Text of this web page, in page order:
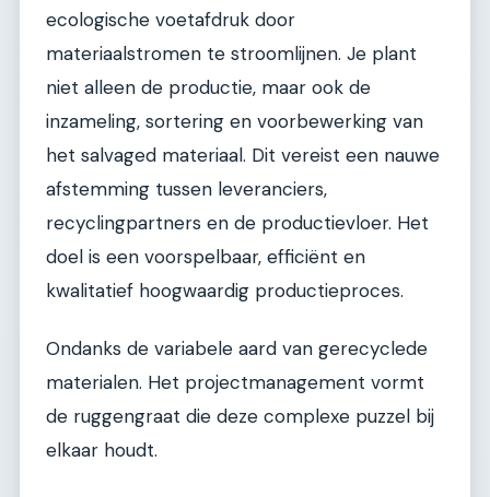
ecologische voetafdruk door
materiaalstromen te stroomlijnen. Je plant
niet alleen de productie, maar ook de
inzameling, sortering en voorbewerking van
het salvaged materiaal. Dit vereist een nauwe
afstemming tussen leveranciers,
recyclingpartners en de productievloer. Het
doel is een voorspelbaar, efficiënt en
kwalitatief hoogwaardig productieproces.
Ondanks de variabele aard van gerecyclede
materialen. Het projectmanagement vormt
de ruggengraat die deze complexe puzzel bij
elkaar houdt.